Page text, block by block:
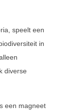
speelt een
in
diverse
een magneet